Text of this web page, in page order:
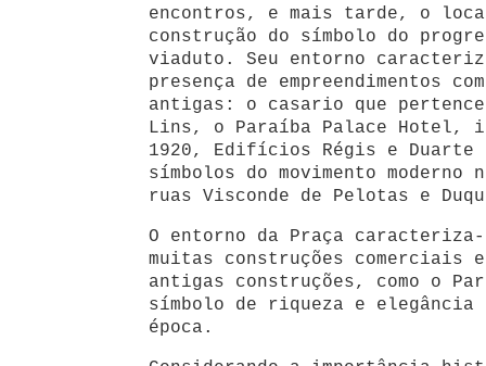
encontros, e mais tarde, o
construção do símbolo do
viaduto. Seu entorno
presença de empreendimentos
antigas: o casario que
Lins, o Paraíba Palace Hotel,
1920, Edifícios Régis e Duarte
símbolos do movimento moderno
ruas Visconde de Pelotas e
O entorno da Praça
muitas construções comerciais
antigas construções, como o
símbolo de riqueza e elegância
época.